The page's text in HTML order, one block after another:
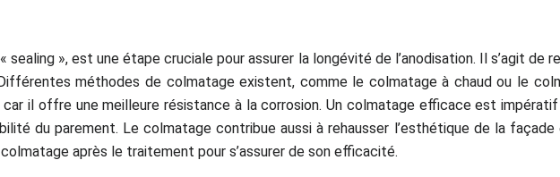
», est une étape cruciale pour assurer la longévité de l’anodisation. Il s’agit de
méthodes de colmatage existent, comme le colmatage à chaud ou le
il offre une meilleure résistance à la corrosion. Un colmatage efficace est
du parement. Le colmatage contribue aussi à rehausser l’esthétique de la
après le traitement pour s’assurer de son efficacité.